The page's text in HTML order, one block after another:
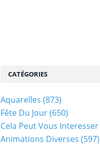
CATÉGORIES
Aquarelles (873)
Fête Du Jour(650)
Cela Peut Vous Interesser
Animations Diverses (597)